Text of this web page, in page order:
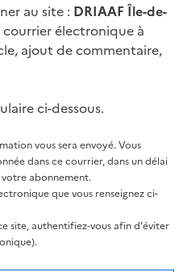
au site : DRIAAF Île-de-
électronique à
ajout de commentaire,
ci-dessous.
vous sera envoyé. Vous
dans ce courrier, dans un délai
votre abonnement.
que vous renseignez ci-
site, authentifiez-vous afin d'éviter